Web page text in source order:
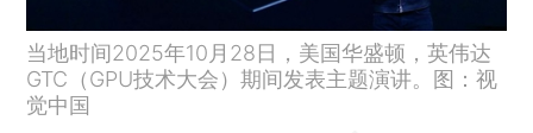
当地时间2025年10月28日，美国华盛顿，英伟达
GTC（GPU技术大会）期间发表主题演讲。图：视
觉中国